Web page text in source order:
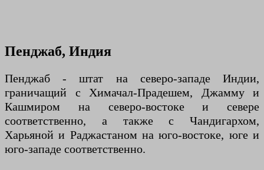
Пенджаб, Индия
Пенджаб - штат на северо-западе Индии,
граничащий с Химачал-Прадешем, Джамму и
Кашмиром на северо-востоке и севере
соответственно, а также с Чандигархом,
Харьяной и Раджастаном на юго-востоке, юге и
юго-западе соответственно.